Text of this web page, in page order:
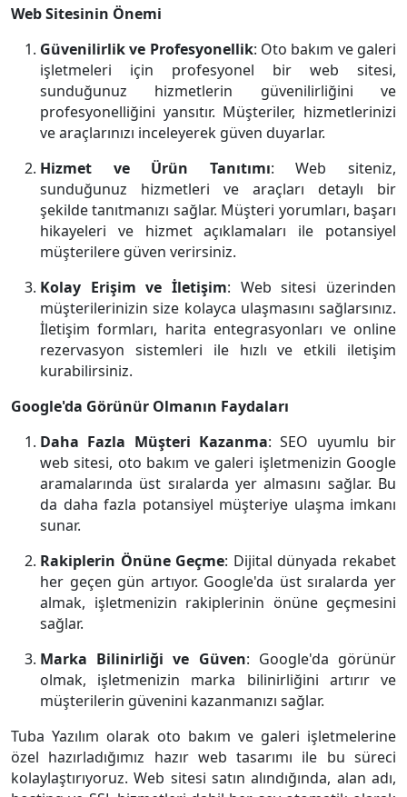
Web Sitesinin Önemi
Güvenilirlik ve Profesyonellik: Oto bakım ve galeri
işletmeleri için profesyonel bir web sitesi,
sunduğunuz hizmetlerin güvenilirliğini ve
profesyonelliğini yansıtır. Müşteriler, hizmetlerinizi
ve araçlarınızı inceleyerek güven duyarlar.
Hizmet ve Ürün Tanıtımı: Web siteniz,
sunduğunuz hizmetleri ve araçları detaylı bir
şekilde tanıtmanızı sağlar. Müşteri yorumları, başarı
hikayeleri ve hizmet açıklamaları ile potansiyel
müşterilere güven verirsiniz.
Kolay Erişim ve İletişim: Web sitesi üzerinden
müşterilerinizin size kolayca ulaşmasını sağlarsınız.
İletişim formları, harita entegrasyonları ve online
rezervasyon sistemleri ile hızlı ve etkili iletişim
kurabilirsiniz.
Google'da Görünür Olmanın Faydaları
Daha Fazla Müşteri Kazanma: SEO uyumlu bir
web sitesi, oto bakım ve galeri işletmenizin Google
aramalarında üst sıralarda yer almasını sağlar. Bu
da daha fazla potansiyel müşteriye ulaşma imkanı
sunar.
Rakiplerin Önüne Geçme: Dijital dünyada rekabet
her geçen gün artıyor. Google'da üst sıralarda yer
almak, işletmenizin rakiplerinin önüne geçmesini
sağlar.
Marka Bilinirliği ve Güven: Google'da görünür
olmak, işletmenizin marka bilinirliğini artırır ve
müşterilerin güvenini kazanmanızı sağlar.
Tuba Yazılım olarak oto bakım ve galeri işletmelerine
özel hazırladığımız hazır web tasarımı ile bu süreci
kolaylaştırıyoruz. Web sitesi satın alındığında, alan adı,